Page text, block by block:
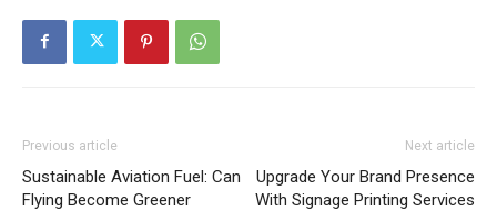
Previous article
Sustainable Aviation Fuel: Can
Flying Become Greener
Next article
Upgrade Your Brand Presence
With Signage Printing Services